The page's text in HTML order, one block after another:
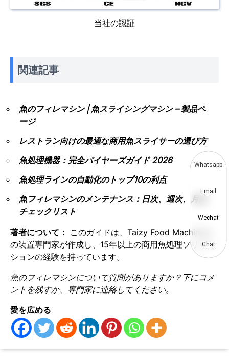
当社の認証
関連記事
魚のフィレマシン | 魚スライシングマシン – 製品ペ
ージ
レストラン向けの最適な商用魚スライサーの選び方
魚処理機器：完全バイヤーズガイド 2026
魚処理ラインの自動化のトップ10の利点
魚フィレマシンのメンテナンス：日次、週次、月次
チェックリスト
著者について：
このガイドは、Taizy Food Machinery
の装置専門家が作成し、15年以上の商用魚処理ソリュー
ションの経験を持っています。
魚のフィレマシンについて質問がありますか？下にコメ
ントを残すか、専門家に連絡してください。
愛を広める
Whatsapp
Email
Wechat
Chat